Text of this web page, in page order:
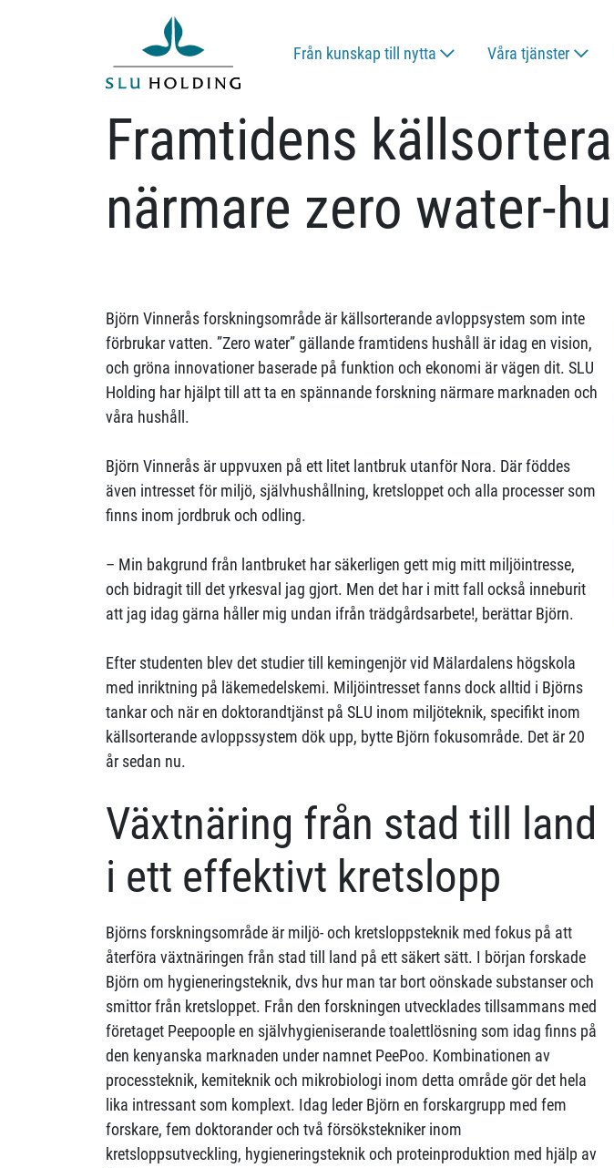
Från kunskap till nytta Våra tjänster
Framtidens
närmare zero water-
Björn Vinnerås forskningsområde är källsorterande avloppsystem som inte
förbrukar vatten. ”Zero water” gällande framtidens hushåll är idag en vision,
och gröna innovationer baserade på funktion och ekonomi är vägen dit. SLU
Holding har hjälpt till att ta en spännande forskning närmare marknaden och
våra hushåll.
Björn Vinnerås är uppvuxen på ett litet lantbruk utanför Nora. Där föddes
även intresset för miljö, självhushållning, kretsloppet och alla processer som
finns inom jordbruk och odling.
– Min bakgrund från lantbruket har säkerligen gett mig mitt miljöintresse,
och bidragit till det yrkesval jag gjort. Men det har i mitt fall också inneburit
att jag idag gärna håller mig undan ifrån trädgårdsarbete!, berättar Björn.
Efter studenten blev det studier till kemingenjör vid Mälardalens högskola
med inriktning på läkemedelskemi. Miljöintresset fanns dock alltid i Björns
tankar och när en doktorandtjänst på SLU inom miljöteknik, specifikt inom
källsorterande avloppssystem dök upp, bytte Björn fokusområde. Det är 20
år sedan nu.
Växtnäring från stad till land
i ett effektivt kretslopp
Björns forskningsområde är miljö- och kretsloppsteknik med fokus på att
återföra växtnäringen från stad till land på ett säkert sätt. I början forskade
Björn om hygieneringsteknik, dvs hur man tar bort oönskade substanser och
smittor från kretsloppet. Från den forskningen utvecklades tillsammans med
företaget Peepoople en självhygieniserande toalettlösning som idag finns på
den kenyanska marknaden under namnet PeePoo. Kombinationen av
processteknik, kemiteknik och mikrobiologi inom detta område gör det hela
lika intressant som komplext. Idag leder Björn en forskargrupp med fem
forskare, fem doktorander och två försökstekniker inom
kretsloppsutveckling, hygieneringsteknik och proteinproduktion med hjälp av